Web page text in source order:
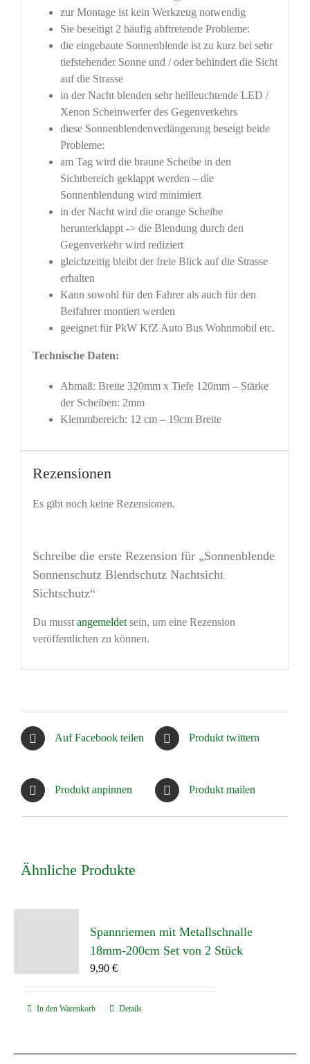
zur Montage ist kein Werkzeug notwendig
Sie beseitigt 2 häufig abftretende Probleme:
die eingebaute Sonnenblende ist zu kurz bei sehr
tiefstehender Sonne und / oder behindert die Sicht
auf die Strasse
in der Nacht blenden sehr hellleuchtende LED /
Xenon Scheinwerfer des Gegenverkehrs
diese Sonnenblendenverlängerung beseigt beide
Probleme:
am Tag wird die braune Scheibe in den
Sichtbereich geklappt werden – die
Sonnenblendung wird minimiert
in der Nacht wird die orange Scheibe
herunterklappt -> die Blendung durch den
Gegenverkehr wird rediziert
gleichzeitig bleibt der freie Blick auf die Strasse
erhalten
Kann sowohl für den Fahrer als auch für den
Beifahrer montiert werden
geeignet für PkW KfZ Auto Bus Wohnmobil etc.
Technische Daten:
Abmaß: Breite 320mm x Tiefe 120mm – Stärke
der Scheiben: 2mm
Klemmbereich: 12 cm – 19cm Breite
Rezensionen
Es gibt noch keine Rezensionen.
Schreibe die erste Rezension für „Sonnenblende
Sonnenschutz Blendschutz Nachtsicht
Sichtschutz“
Du musst angemeldetsein, um eine Rezension
veröffentlichen zu können.
Auf Facebook teilen Produkt twittern
Produkt anpinnen Produkt mailen
Ähnliche Produkte
Spannriemen mit Metallschnalle
18mm-200cm Set von 2 Stück
9,90 €
In den Warenkorb Details